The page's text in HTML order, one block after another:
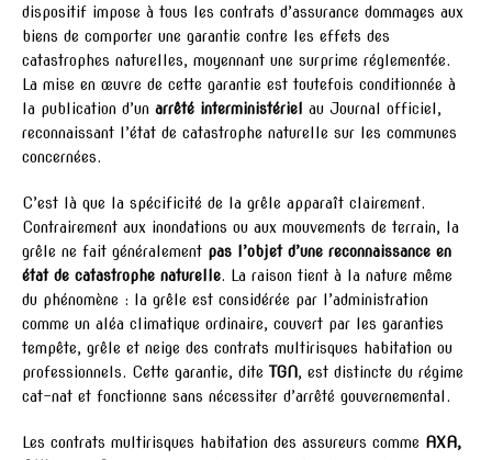
dispositif impose à tous les contrats d’assurance dommages aux
biens de comporter une garantie contre les effets des
catastrophes naturelles, moyennant une surprime réglementée.
La mise en œuvre de cette garantie est toutefois conditionnée à
la publication d’un arrêté interministériel
au Journal officiel,
reconnaissant l’état de catastrophe naturelle sur les communes
concernées.
C’est là que la spécificité de la grêle apparaît clairement.
Contrairement aux inondations ou aux mouvements de terrain, la
grêle ne fait généralement pas l’objet d’une reconnaissance en
état de catastrophe naturelle. La raison tient à la nature même
du phénomène : la grêle est considérée par l’administration
comme un aléa climatique ordinaire, couvert par les garanties
tempête, grêle et neige des contrats multirisques habitation ou
professionnels. Cette garantie, diteTGN, est distincte du régime
cat-nat et fonctionne sans nécessiter d’arrêté gouvernemental.
Les contrats multirisques habitation des assureurs comme AXA,